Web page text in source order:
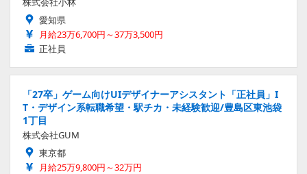
愛知県
月給23万6,700円～37万3,500円
正社員
「27卒」ゲーム向けUIデザイナーアシスタント「正社員」I
T・デザイン系転職希望・駅チカ・未経験歓迎/豊島区東池袋
1丁目
株式会社GUM
東京都
月給25万9,800円～32万円